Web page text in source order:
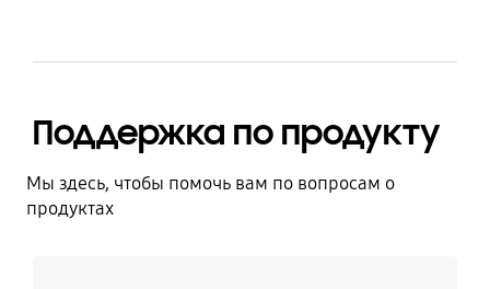
Поддержка по продукту
Мы здесь, чтобы помочь вам по вопросам о
продуктах